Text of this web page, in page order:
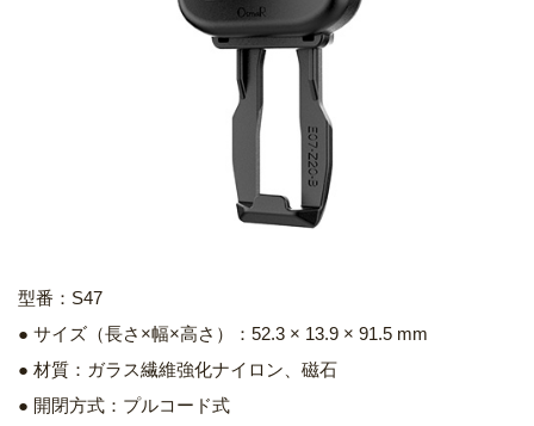
型番：S47
● サイズ（長さ×幅×高さ）：52.3 × 13.9 × 91.5 mm
● 材質：ガラス繊維強化ナイロン、磁石
● 開閉方式：プルコード式